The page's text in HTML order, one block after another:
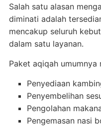
Salah satu alasan
diminati adalah
mencakup seluruh
dalam satu layanan.
Paket aqiqah umumnya
Penyediaan
Penyembelihan
Pengolahan
Pengemasan nasi